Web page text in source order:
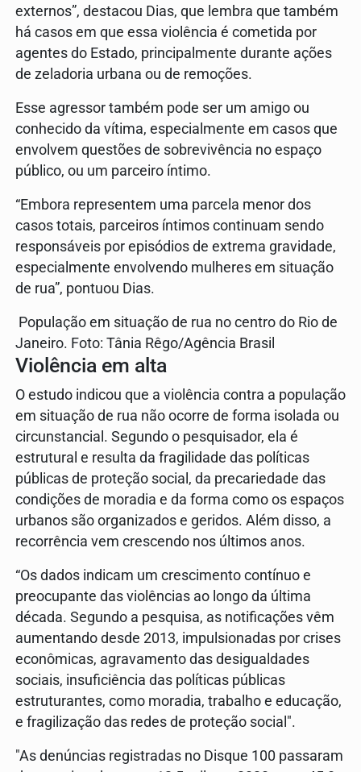
externos”, destacou Dias, que lembra que também
há casos em que essa violência é cometida por
agentes do Estado, principalmente durante ações
de zeladoria urbana ou de remoções.
Esse agressor também pode ser um amigo ou
conhecido da vítima, especialmente em casos que
envolvem questões de sobrevivência no espaço
público, ou um parceiro íntimo.
“Embora representem uma parcela menor dos
casos totais, parceiros íntimos continuam sendo
responsáveis por episódios de extrema gravidade,
especialmente envolvendo mulheres em situação
de rua”, pontuou Dias.
População em situação de rua no centro do Rio de
Janeiro. Foto: Tânia Rêgo/Agência Brasil
Violência em alta
O estudo indicou que a violência contra a população
em situação de rua não ocorre de forma isolada ou
circunstancial. Segundo o pesquisador, ela é
estrutural e resulta da fragilidade das políticas
públicas de proteção social, da precariedade das
condições de moradia e da forma como os espaços
urbanos são organizados e geridos. Além disso, a
recorrência vem crescendo nos últimos anos.
“Os dados indicam um crescimento contínuo e
preocupante das violências ao longo da última
década. Segundo a pesquisa, as notificações vêm
aumentando desde 2013, impulsionadas por crises
econômicas, agravamento das desigualdades
sociais, insuficiência das políticas públicas
estruturantes, como moradia, trabalho e educação,
e fragilização das redes de proteção social".
"As denúncias registradas no Disque 100 passaram